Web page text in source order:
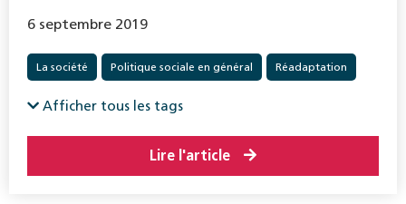
6 septembre 2019
La société Politique sociale en général Réadaptation
Afficher tous les tags
Lire l'article